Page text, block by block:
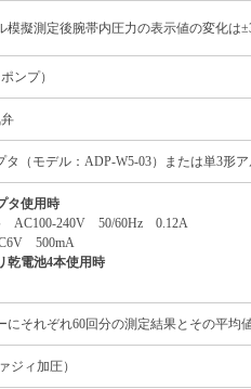
模擬測定後腕帯内圧力の表示値の変化は
ンプ）
タ（モデル：ADP-W5-03）または単3形
タ使用時
AC100-240V 50/60Hz 0.12A
500mA
乾電池4本使用時
にそれぞれ60回分の測定結果とその平均
ジィ加圧）